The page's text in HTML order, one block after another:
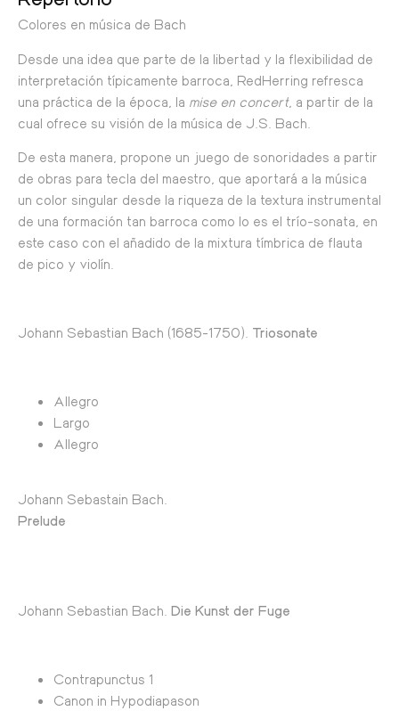
Colores en música de Bach
Desde una idea que parte de la libertad y la flexibilidad de
interpretación típicamente barroca, RedHerring refresca
una práctica de la época, la mise en concert, a partir de la
cual ofrece su visión de la música de J.S. Bach.
De esta manera, propone un juego de sonoridades a partir
de obras para tecla del maestro, que aportará a la música
un color singular desde la riqueza de la textura instrumental
de una formación tan barroca como lo es el trío-sonata, en
este caso con el añadido de la mixtura tímbrica de flauta
de pico y violín.
Johann Sebastian Bach (1685-1750). Triosonate
Allegro
Largo
Allegro
Johann Sebastain Bach.
Johann Sebastian Bach. Die Kunst der Fuge
Contrapunctus 1
Canon in Hypodiapason